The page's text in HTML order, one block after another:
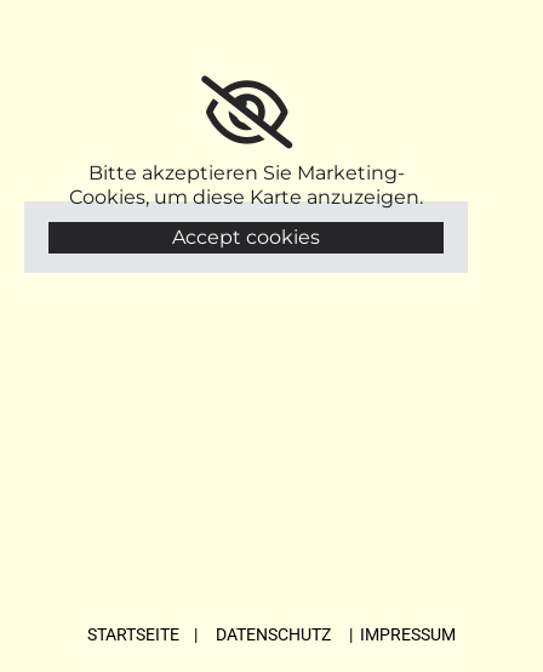
Bitte akzeptieren Sie Marketing-
Cookies, um diese Karte anzuzeigen.
Accept cookies
STARTSEITE | DATENSCHUTZ | IMPRESSUM